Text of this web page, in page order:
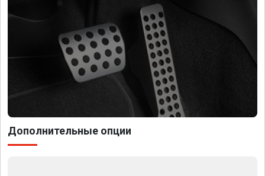
Дополнительные опции